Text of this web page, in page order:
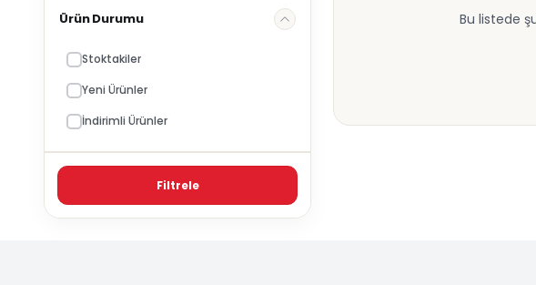
Ürün Durumu
Stoktakiler
Yeni Ürünler
İndirimli Ürünler
Filtrele
Bu listede